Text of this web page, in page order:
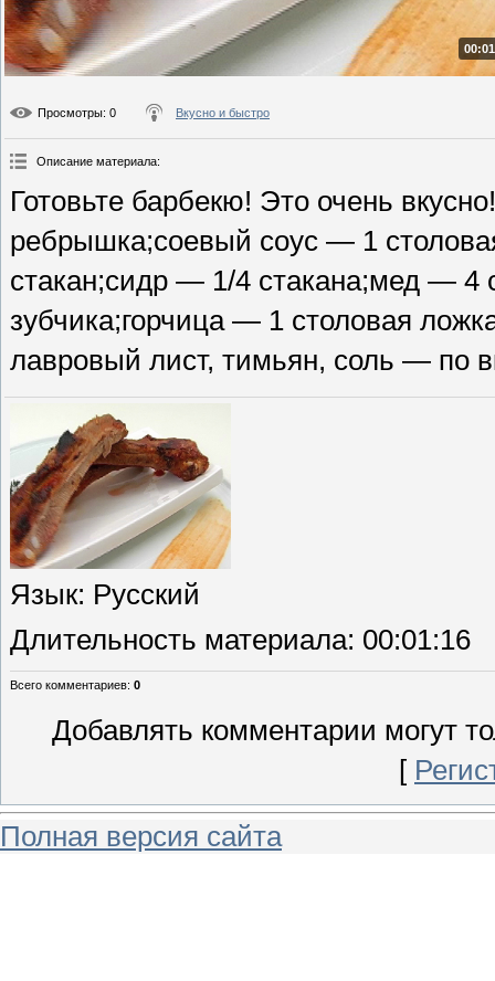
Просмотры: 0 Вкусно и быстро
Описание материала:
Готовьте барбекю! Это очень
ребрышка;соевый соус — 1
стакан;сидр — 1/4 стакана;мед — 4
зубчика;горчица — 1 столовая
лавровый лист, тимьян, соль — по
Язык: Русский
Длительность материала: 00:01:16
Всего комментариев: 0
Добавлять комментарии могут
[
Полная версия сайта